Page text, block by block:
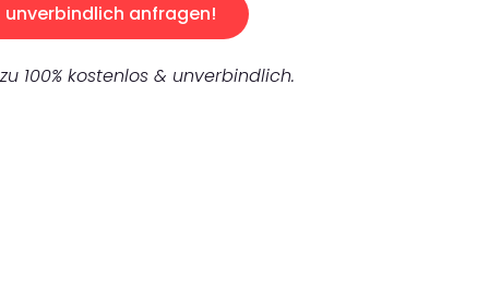
unverbindlich anfragen!
100% kostenlos & unverbindlich.